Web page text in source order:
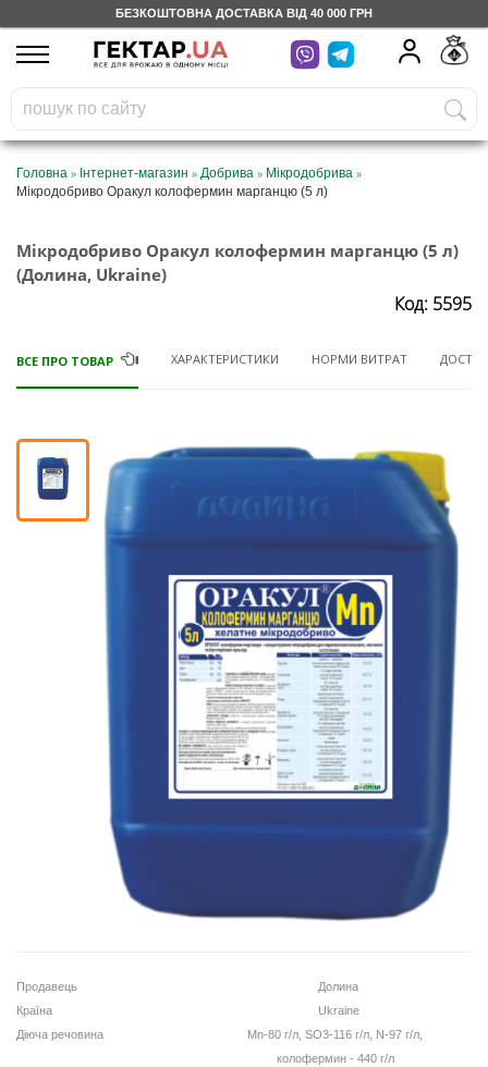
БЕЗКОШТОВНА ДОСТАВКА ВІД 40 000 ГРН
UA
На вашому
бонусному рахунку
грн
Безкоштовно по Україні
Категорії
Відгуки
info@hectare.ua
Головна » Інтернет-магазин » Добрива » Мікродобрива »
Мікродобриво Оракул колофермин марганцю (5 л)
Мікродобриво Оракул колофермин марганцю (5 л)
(Долина, Ukraine)
Код: 5595
ВСЕ ПРО ТОВАР ХАРАКТЕРИСТИКИ НОРМИ ВИТРАТ
Продавець
Долина
Країна
Ukraine
Діюча речовина
Mn-80 г/л, SO3-116 г/л, N-97 г/л,
колофермин - 440 г/л